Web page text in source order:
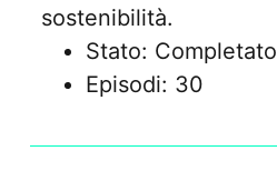
sostenibilità.
Stato: Completato
Episodi: 30